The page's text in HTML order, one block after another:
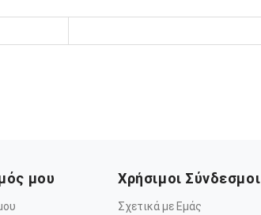
μου Χρήσιμοι Σύνδεσμοι
Σχετικά με Εμάς